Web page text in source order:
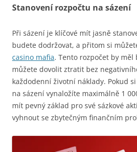
Stanovení rozpočtu na sázení
Při sázení je klíčové mít jasně
budete dodržovat, a přitom si
casino mafia. Tento rozpočet by měl
můžete dovolit ztratit bez
každodenní životní náklady. Pokud
na sázení vynaložíte maximálně 1
mít pevný základ pro své sázkové
vyhnout se zbytečným finančním